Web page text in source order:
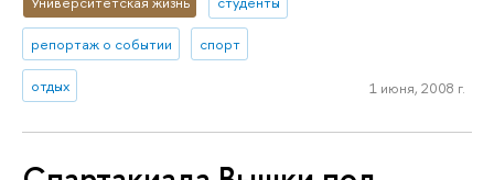
репортаж о событии спорт
отдых 1 июня, 2008 г.